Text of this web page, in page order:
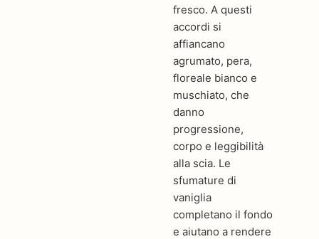
fresco. A questi
accordi si
affiancano
agrumato, pera,
floreale bianco e
muschiato, che
danno
progressione,
corpo e leggibilità
alla scia. Le
sfumature di
vaniglia
completano il fondo
e aiutano a rendere